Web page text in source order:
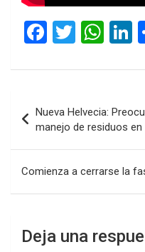
F
ce
o
o
k
T
tt
er
W
at
s
A
p
p
n
de
entradas
Nueva Helvecia:
manejo de residuos en
Comienza a cerrarse la
Deja una